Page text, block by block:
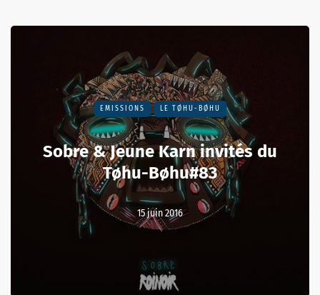
EMISSIONS LE TØHU-BØHU
Sobre & Jeune Karn invités du
Tøhu-Bøhu#83
15 juin 2016